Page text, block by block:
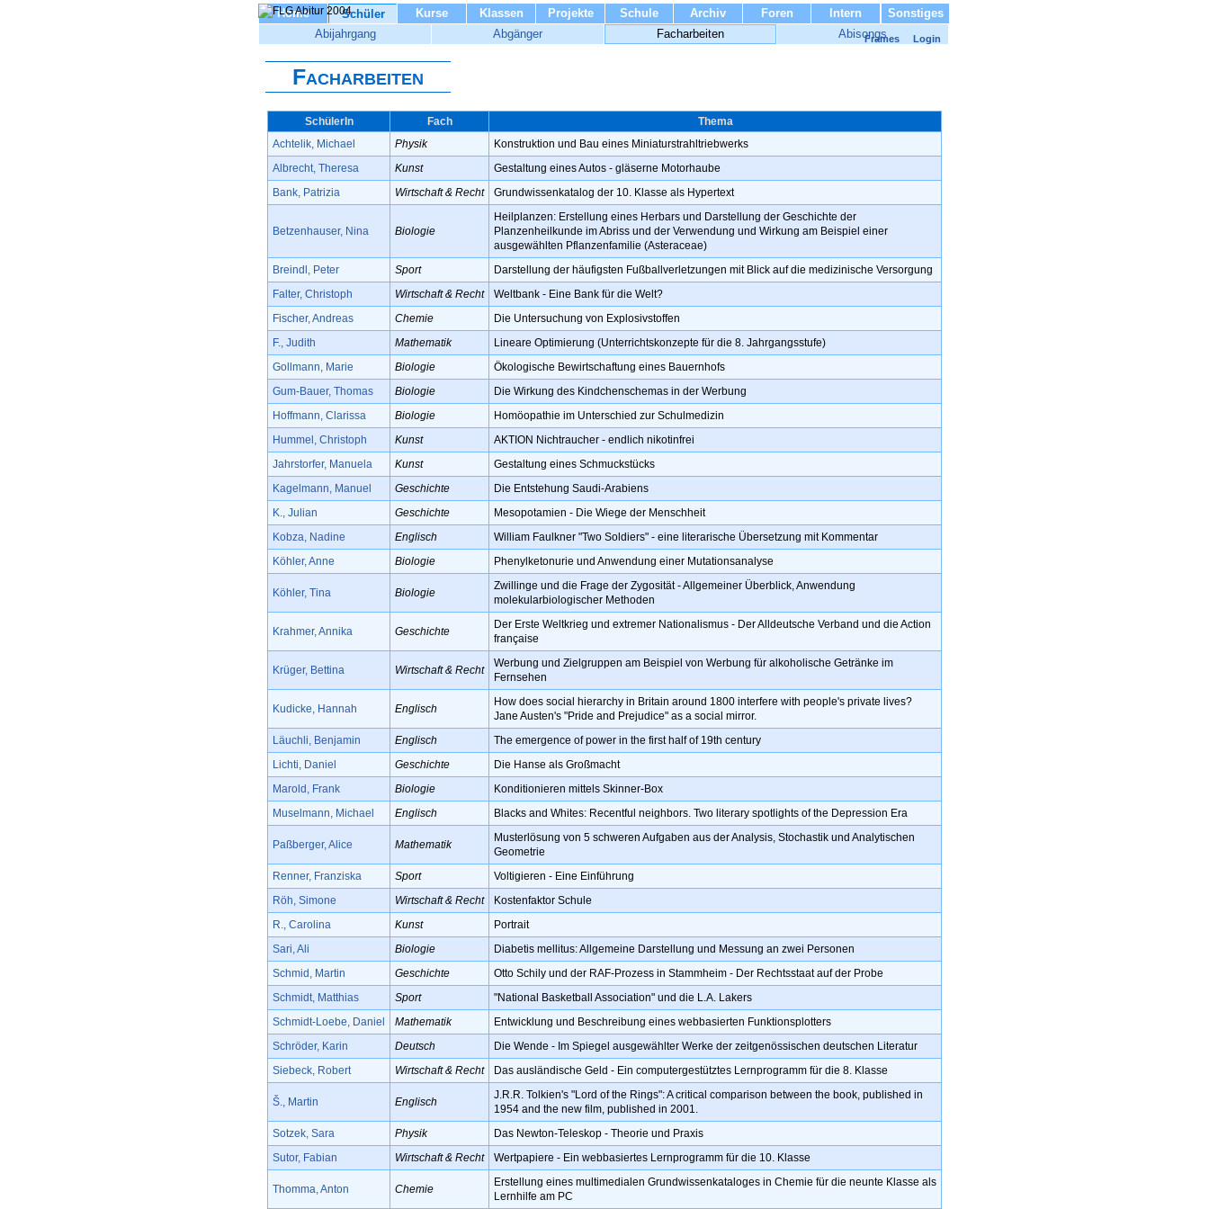
Frames Login
Home Schüler Kurse Klassen Projekte Schule Archiv Foren Intern
Sonstiges
Abijahrgang
Abgänger Facharbeiten Abisongs
Facharbeiten
SchülerIn Fach
Thema
Achtelik, Michael
Physik
Konstruktion und Bau eines Miniaturstrahltriebwerks
Albrecht, Theresa
Kunst
Gestaltung eines Autos - gläserne Motorhaube
Bank, Patrizia
Wirtschaft & Recht Grundwissenkatalog der 10. Klasse als Hypertext
Betzenhauser, Nina Biologie
Heilplanzen: Erstellung eines Herbars und Darstellung der Geschichte der
Planzenheilkunde im Abriss und der Verwendung und Wirkung am Beispiel einer
ausgewählten Pflanzenfamilie (Asteraceae)
Breindl, Peter
Sport
Darstellung der häufigsten Fußballverletzungen mit Blick auf die medizinische Versorgung
Falter, Christoph
Wirtschaft & Recht
Weltbank - Eine Bank für die Welt?
Fischer, Andreas
Chemie
Die Untersuchung von Explosivstoffen
F., Judith
Mathematik
Lineare Optimierung (Unterrichtskonzepte für die 8. Jahrgangsstufe)
Gollmann, Marie
Biologie
Ökologische Bewirtschaftung eines Bauernhofs
Gum-Bauer, Thomas
Biologie
Die Wirkung des Kindchenschemas in der Werbung
Hoffmann, Clarissa
Biologie
Homöopathie im Unterschied zur Schulmedizin
Hummel, Christoph
Kunst
AKTION Nichtraucher - endlich nikotinfrei
Jahrstorfer, Manuela
Kunst
Gestaltung eines Schmuckstücks
Kagelmann, Manuel
Geschichte
Die Entstehung Saudi-Arabiens
K., Julian
Geschichte
Mesopotamien - Die Wiege der Menschheit
Kobza, Nadine
Englisch
William Faulkner "Two Soldiers" - eine literarische Übersetzung mit Kommentar
Köhler, Anne
Biologie Phenylketonurie und Anwendung einer Mutationsanalyse
Köhler, Tina Biologie
Zwillinge und die Frage der Zygosität - Allgemeiner Überblick, Anwendung
molekularbiologischer Methoden
Krahmer, Annika Geschichte
Der Erste Weltkrieg und extremer Nationalismus - Der Alldeutsche Verband und die Action
française
Krüger, Bettina Wirtschaft & Recht
Werbung und Zielgruppen am Beispiel von Werbung für alkoholische Getränke im
Fernsehen
Kudicke, Hannah Englisch
How does social hierarchy in Britain around 1800 interfere with people's private lives?
Jane Austen's "Pride and Prejudice" as a social mirror.
Läuchli, Benjamin
Englisch
The emergence of power in the first half of 19th century
Lichti, Daniel
Geschichte
Die Hanse als Großmacht
Marold, Frank
Biologie
Konditionieren mittels Skinner-Box
Muselmann, Michael
Englisch Blacks and Whites: Recentful neighbors. Two literary spotlights of the Depression Era
Paßberger, Alice Mathematik
Musterlösung von 5 schweren Aufgaben aus der Analysis, Stochastik und Analytischen
Geometrie
Renner, Franziska
Sport
Voltigieren - Eine Einführung
Röh, Simone
Wirtschaft & Recht
Kostenfaktor Schule
R., Carolina
Kunst
Portrait
Sari, Ali
Biologie
Diabetis mellitus: Allgemeine Darstellung und Messung an zwei Personen
Schmid, Martin
Geschichte
Otto Schily und der RAF-Prozess in Stammheim - Der Rechtsstaat auf der Probe
Schmidt, Matthias
Sport
"National Basketball Association" und die L.A. Lakers
Schmidt-Loebe, Daniel
Mathematik
Entwicklung und Beschreibung eines webbasierten Funktionsplotters
Schröder, Karin
Deutsch
Die Wende - Im Spiegel ausgewählter Werke der zeitgenössischen deutschen Literatur
Siebeck, Robert
Wirtschaft & Recht Das ausländische Geld - Ein computergestütztes Lernprogramm für die 8. Klasse
Š., Martin Englisch
J.R.R. Tolkien's "Lord of the Rings": A critical comparison between the book, published in
1954 and the new film, published in 2001.
Sotzek, Sara
Physik
Das Newton-Teleskop - Theorie und Praxis
Sutor, Fabian
Wirtschaft & Recht Wertpapiere - Ein webbasiertes Lernprogramm für die 10. Klasse
Thomma, Anton Chemie
Erstellung eines multimedialen Grundwissenkataloges in Chemie für die neunte Klasse als
Lernhilfe am PC